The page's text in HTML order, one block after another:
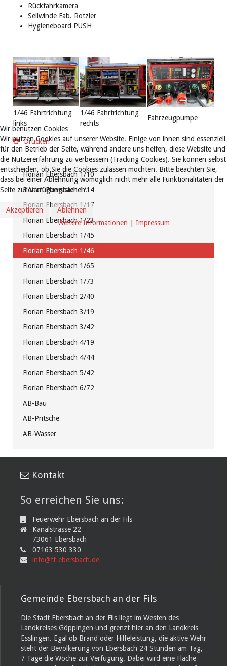
Rückfahrkamera
Seilwinde Fab. Rotzler
Hygieneboard PUSH
1/46 Fahrtrichtung
links
1/46 Fahrtrichtung
rechts
Fahrzeugpumpe
Drucken
Florian Ebersbach 1/10
Florian Ebersbach 1/14
Florian Ebersbach 1/17
Florian Ebersbach 1/23
Florian Ebersbach 1/45
Florian Ebersbach 1/46
Florian Ebersbach 1/65
Florian Ebersbach 1/73
Florian Ebersbach 2/40
Florian Ebersbach 3/19
Florian Ebersbach 3/42
Florian Ebersbach 4/19
Florian Ebersbach 4/44
Florian Ebersbach 5/42
Florian Ebersbach 6/72
AB-Bau
AB-Pritsche
AB-Wasser
Kontakt
So erreichen Sie uns:
Feuerwehr Ebersbach an der Fils
Kanalstrasse 22
73061 Ebersbach
07163 530 330
info@ff-ebersbach.de
Gemeinde Ebersbach an der Fils
Die Stadt Ebersbach an der Fils liegt im Westen des
Landkreises Göppingen und grenzt hier an den Landkreis
Esslingen. Egal ob Brand oder Hilfeleistung, die aktive Wehr
steht der Bevölkerung von Ebersbach 24 Stunden am Tag,
7 Tage die Woche zur Verfügung. Dabei wird eine Fläche
Wir benutzen Cookies
Wir nutzen Cookies auf unserer Website. Einige von ihnen sind essenziell
für den Betrieb der Seite, während andere uns helfen, diese Website und
die Nutzererfahrung zu verbessern (Tracking Cookies). Sie können selbst
entscheiden, ob Sie die Cookies zulassen möchten. Bitte beachten Sie,
dass bei einer Ablehnung womöglich nicht mehr alle Funktionalitäten der
Seite zur Verfügung stehen.
Akzeptieren
Ablehnen
Weitere Informationen | Impressum